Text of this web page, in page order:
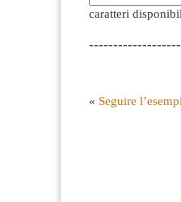
caratteri
« Seguire